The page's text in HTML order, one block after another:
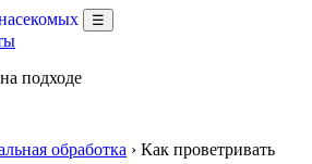
☰
подходе
обработка › Как проветривать